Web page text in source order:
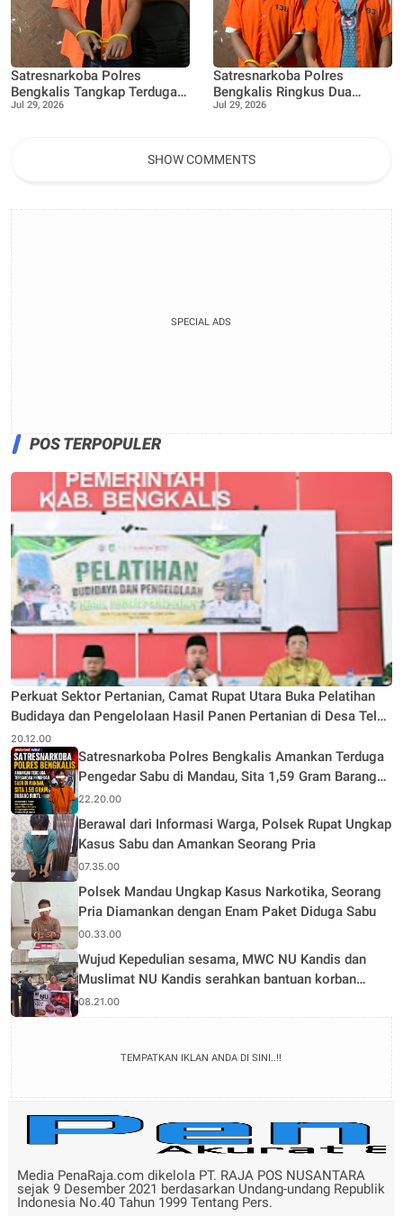
Satresnarkoba Polres
Bengkalis Tangkap Terduga
Pengedar Sabu di Bantan,
Peredaran Gelap Narkotika
Jul 29, 2026
Satresnarkoba Polres
Bengkalis Ringkus Dua
Terduga Pengedar Sabu Saat
Jul 29, 2026
SHOW COMMENTS
SPECIAL ADS
POS TERPOPULER
Perkuat Sektor Pertanian, Camat Rupat Utara Buka Pelatihan
Budidaya dan Pengelolaan Hasil Panen Pertanian di Desa Teluk
Rhu
20.12.00
Satresnarkoba Polres Bengkalis Amankan Terduga
Pengedar Sabu di Mandau, Sita 1,59 Gram Barang
Bukti
22.20.00
Berawal dari Informasi Warga, Polsek Rupat Ungkap
Kasus Sabu dan Amankan Seorang Pria
07.35.00
Polsek Mandau Ungkap Kasus Narkotika, Seorang
Pria Diamankan dengan Enam Paket Diduga Sabu
00.33.00
Wujud Kepedulian sesama, MWC NU Kandis dan
Muslimat NU Kandis serahkan bantuan korban
musibah kebakaran
08.21.00
TEMPATKAN IKLAN ANDA DI SINI..!!
Media PenaRaja.com dikelola PT. RAJA POS NUSANTARA
sejak 9 Desember 2021 berdasarkan Undang-undang Republik
Indonesia No.40 Tahun 1999 Tentang Pers.